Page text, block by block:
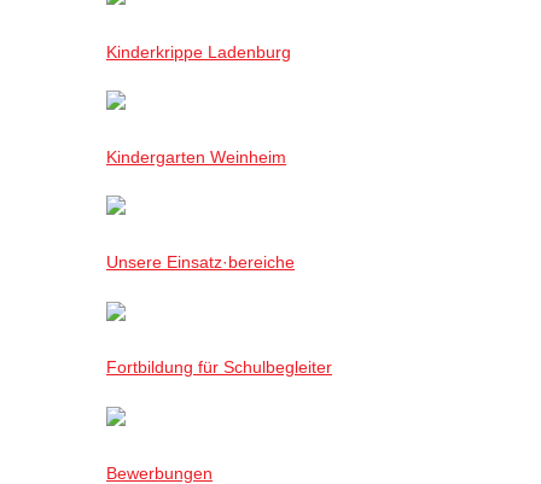
Kinderkrippe Ladenburg
Kindergarten Weinheim
Unsere Einsatz·bereiche
Fortbildung für Schulbegleiter
Bewerbungen